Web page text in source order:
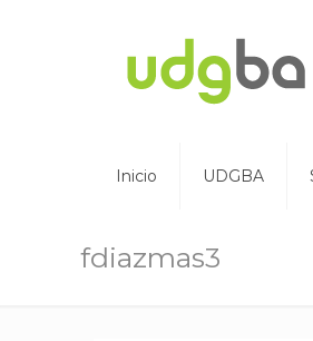
Inicio UDGBA
fdiazmas3